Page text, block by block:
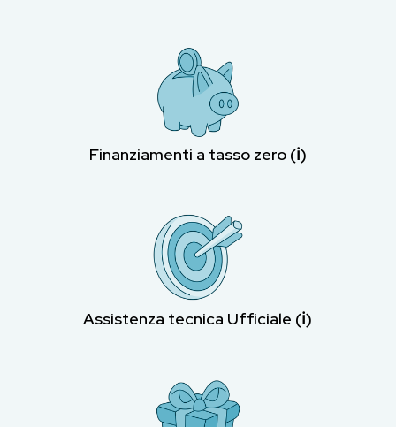
Finanziamenti a tasso zero (ℹ︎)
Assistenza tecnica Ufficiale (ℹ︎)